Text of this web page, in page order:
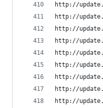
http://
http://
http://
http://
http://
http://
http://
http://
http://